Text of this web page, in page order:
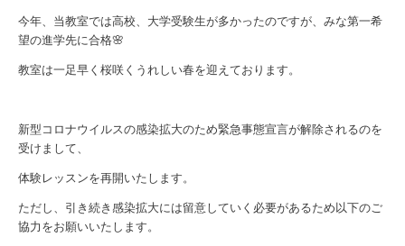
今年、当教室では高校、大学受験生が多かったのですが、みな第一希
望の進学先に合格🌸
教室は一足早く桜咲くうれしい春を迎えております。
新型コロナウイルスの感染拡大のため緊急事態宣言が解除されるのを
受けまして、
体験レッスンを再開いたします。
ただし、引き続き感染拡大には留意していく必要があるため以下のご
協力をお願いいたします。